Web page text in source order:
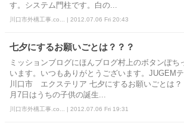
す。システム門柱です。白の...
川口市外構工事.co... | 2012.07.06 Fri 20:43
七夕にするお願いごとは？？？
ミッションブログにほんブログ村上のボタンぽち
います。いつもありがとうございます。JUGEMテ
川口市 エクステリア 七夕にするお願いごとは？
月7日はうちの子供の誕生...
川口市外構工事.co... | 2012.07.06 Fri 19:31